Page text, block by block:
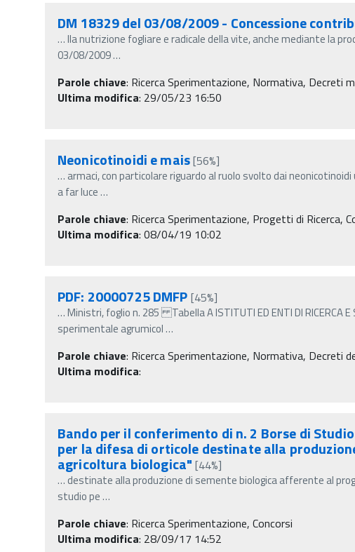
DM 18329 del 03/08/2009 - Concessione
…lla nutrizione fogliare e radicale della vite, anche mediante la
03/08/2009…
Parole chiave: Ricerca Sperimentazione, Normativa, Decreti
Ultima modifica: 29/05/23 16:50
Neonicotinoidi e mais[56%]
… armaci, con particolare riguardo al ruolo svolto dai
a far luce…
Parole chiave: Ricerca Sperimentazione, Progetti di Ricerca,
Ultima modifica: 08/04/19 10:02
PDF: 20000725 DMFP [45%]
…Ministri, foglio n. 285 Tabella A ISTITUTI ED ENTI DI RICERCA E
sperimentale agrumicol…
Parole chiave: Ricerca Sperimentazione, Normativa, Decreti
Ultima modifica:
Bando per il conferimento di n. 2 Borse di
per la difesa di orticole destinate alla
agricoltura biologica"[44%]
…destinate alla produzione di semente biologica afferente al
studio pe…
Parole chiave: Ricerca Sperimentazione, Concorsi
Ultima modifica: 28/09/17 14:52